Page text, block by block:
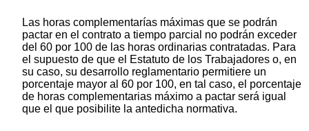
Las horas complementarías máximas que se podrán
pactar en el contrato a tiempo parcial no podrán exceder
del 60 por 100 de las horas ordinarias contratadas. Para
el supuesto de que el Estatuto de los Trabajadores o, en
su caso, su desarrollo reglamentario permitiere un
porcentaje mayor al 60 por 100, en tal caso, el porcentaje
de horas complementarias máximo a pactar será igual
que el que posibilite la antedicha normativa.